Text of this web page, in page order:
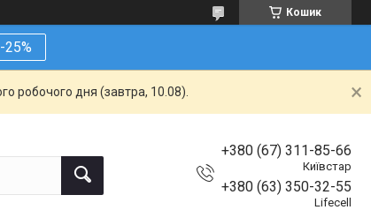
Кошик
25%
робочого дня (завтра, 10.08).
+380 (67) 311-85-66
Київстар
+380 (63) 350-32-55
Lifecell